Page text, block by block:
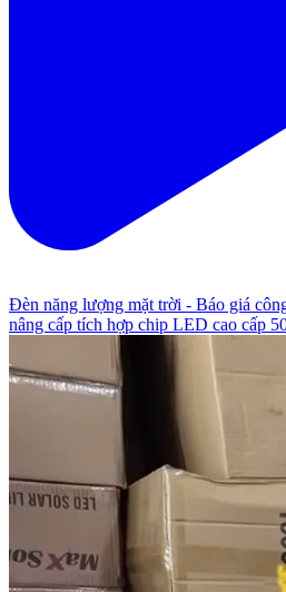
Đèn năng lượng mặt trời - Báo giá
nâng cấp tích hợp chip LED cao cấp